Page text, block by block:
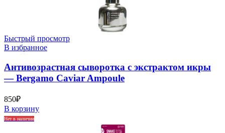
Быстрый просмотр
В избранное
Антивозрастная сыворотка с экстрактом икры
— Bergamo Caviar Ampoule
850₽
В корзину
Нет в наличии